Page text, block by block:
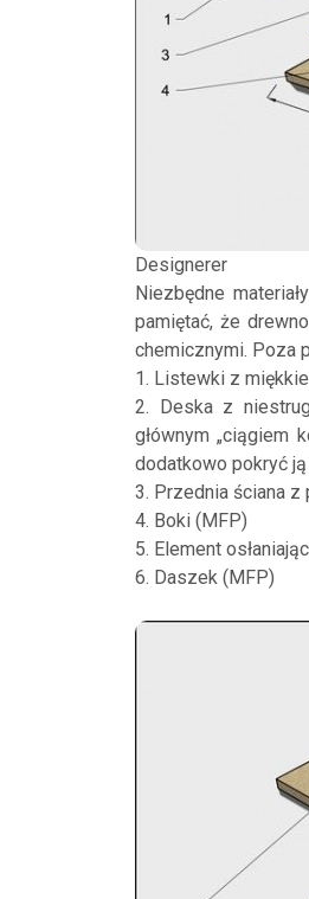
Designerer
Niezbędne
pamiętać, że
chemicznymi. Poza
1. Listewki z
2. Deska z
głównym „ciągiem
dodatkowo pokryć
3. Przednia ściana z
4. Boki (MFP)
5. Element
6. Daszek (MFP)